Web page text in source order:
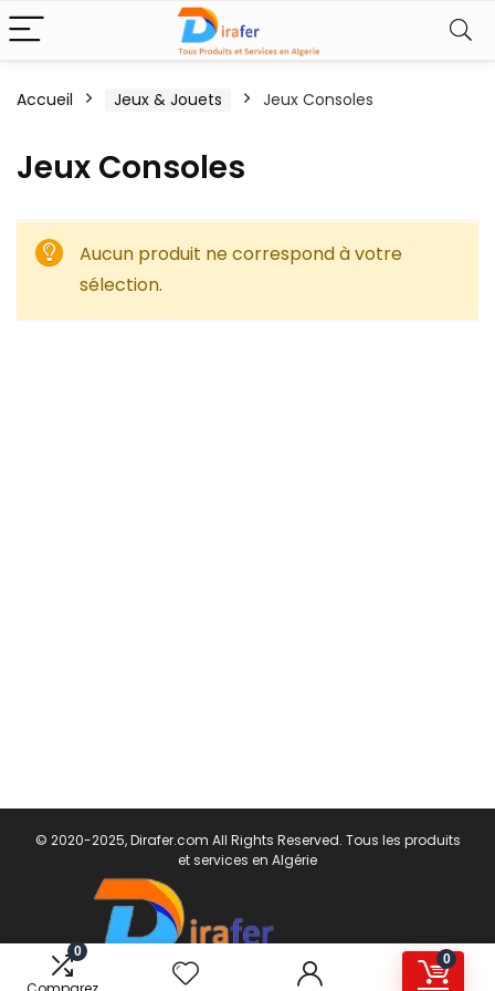
0
0
Accueil Jeux & Jouets Jeux Consoles
Jeux Consoles
Aucun produit ne correspond à votre
sélection.
© 2020-2025, Dirafer.com All Rights Reserved. Tous les produits
et services en Algérie